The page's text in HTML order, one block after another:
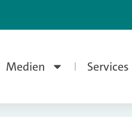
Medien Services